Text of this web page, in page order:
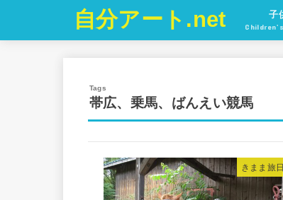
自分アート.net 子
帯広、乗馬、ばんえい競馬
きまま旅